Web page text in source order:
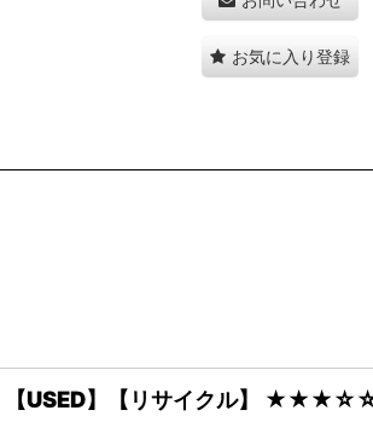
お気に入り登録
【USED】【リサイクル】